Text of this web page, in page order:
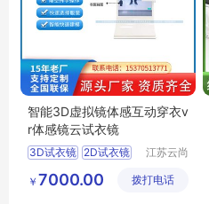
智能3D虚拟镜体感互动穿衣v
r体感镜云试衣镜
3D试衣镜 2D试衣镜
智能试穿镜
江苏云尚
网有限公
￥ 7000.00 拨打电话